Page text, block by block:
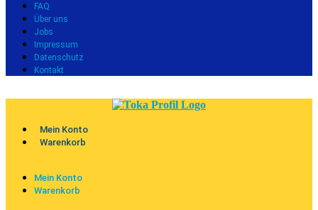
FAQ
Über uns
Jobs
Impressum
Datenschutz
Kontakt
Mein Konto
Warenkorb
Mein Konto
Warenkorb